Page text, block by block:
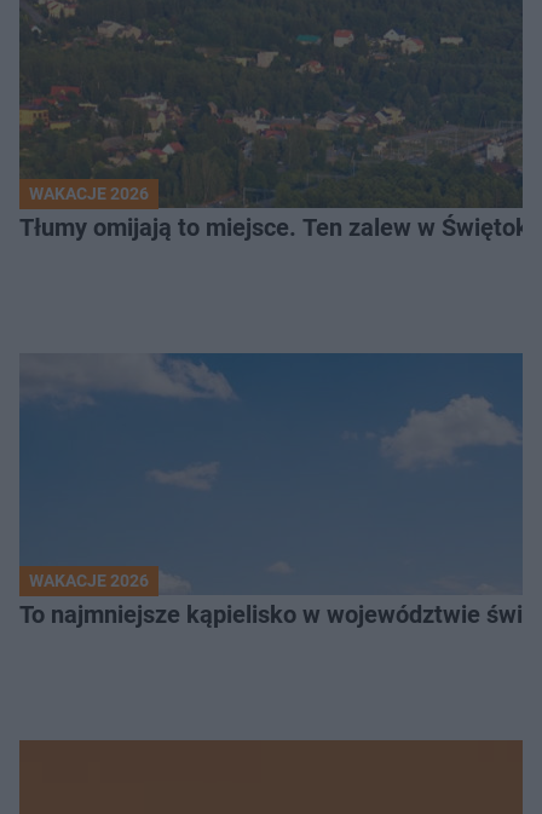
WAKACJE 2026
Tłumy omijają to miejsce. Ten zalew w
WAKACJE 2026
To najmniejsze kąpielisko w województwie